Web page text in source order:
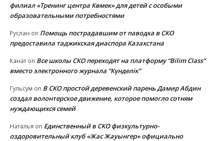
филиал «Тренинг центра Көмек» для детей с особыми
образовательными потребностями
Руслан on Помощь пострадавшим от паводка в СКО
предоставила таджикская диаспора Казахстана
Канат on Все школы СКО переходят на платформу “Bilim Class”
вместо электронного журнала “Күнделік”
Гульсум on В СКО простой деревенский парень Дамир Абдин
создал волонтерское движение, которое помогло сотням
нуждающихся семей
Наталья on Единственный в СКО физкультурно-
оздоровительный клуб «Жас Жауынгер» официально